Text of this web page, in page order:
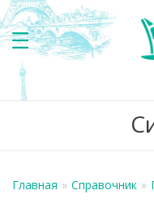
Главная » Справочник »